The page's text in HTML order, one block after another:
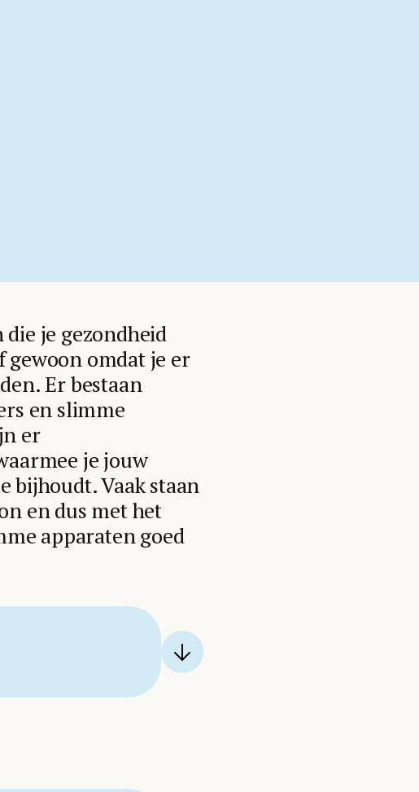
je gezondheid
gewoon omdat je er
Er bestaan
en slimme
er
je jouw
bijhoudt. Vaak staan
en dus met het
apparaten goed